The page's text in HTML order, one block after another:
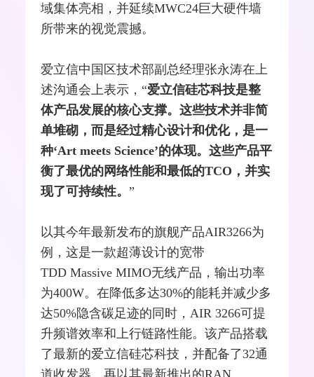
域集体亮相，并延续MWC24巨大硬件墙
所带来的视觉震撼。
爱立信中国区技术部副总经理张永涛在上
述沟通会上表示，“爱立信硅芯科技是整
体产品发展的核心支撑。这些技术并非简
单堆砌，而是经过精心设计和优化，是一
种‘Art meets Science’的体现。这些产品平
衡了最优的网络性能和最低的TCO，并实
现了可持续性。”
以其今年最新发布的旗舰产品AIR3266为
例，这是一款超薄设计的宽带
TDD MassiveMIMO无线产品，输出功率
为400W。在降低多达30%的能耗并减少多
达50%隐含碳足迹的同时，AIR 3266可提
升频谱效率和上行链路性能。该产品搭载
了最新的爱立信硅芯科技，并配备了32通
道收发器。再以其最新推出的RAN